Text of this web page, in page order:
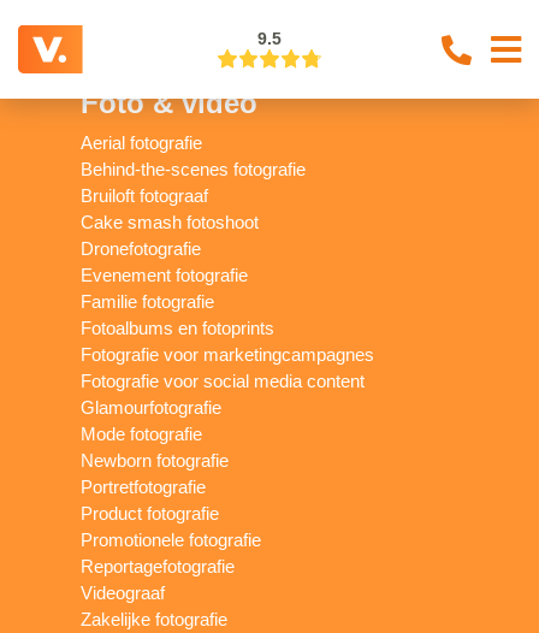
9.5
Foto & video
Aerial fotografie
Behind-the-scenes fotografie
Bruiloft fotograaf
Cake smash fotoshoot
Dronefotografie
Evenement fotografie
Familie fotografie
Fotoalbums en fotoprints
Fotografie voor marketingcampagnes
Fotografie voor social media content
Glamourfotografie
Mode fotografie
Newborn fotografie
Portretfotografie
Product fotografie
Promotionele fotografie
Reportagefotografie
Videograaf
Zakelijke fotografie